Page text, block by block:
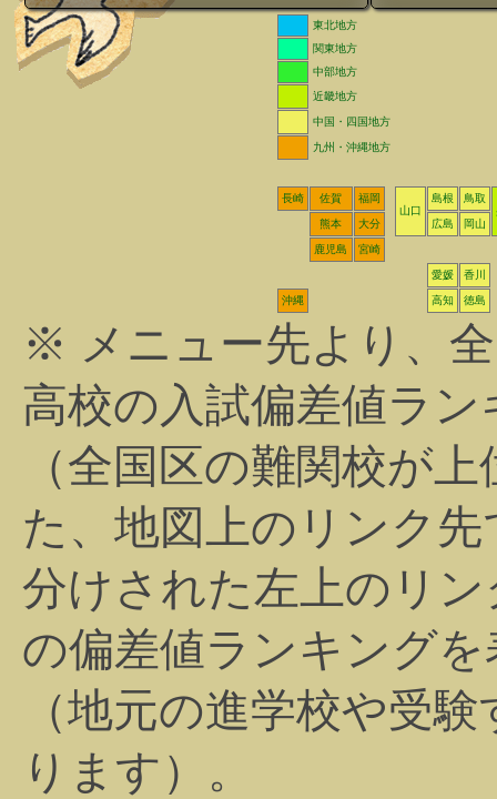
東北地方
関東地方
中部地方
近畿地方
中国・四国地方
九州・沖縄地方
長崎 佐賀
福岡
山口
島根
鳥取
熊本
大分 広島 岡山
鹿児島 宮崎
愛媛 香川
沖縄 高知 徳島
※ メニュー先より、
高校の入試偏差値ラ
（全国区の難関校が
た、地図上のリンク
分けされた左上のリ
の偏差値ランキング
（地元の進学校や受
ります）。